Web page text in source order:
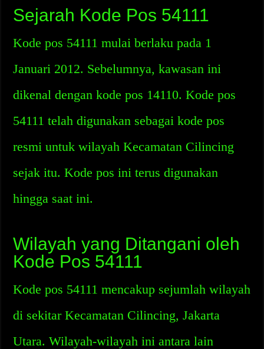
Sejarah Kode Pos 54111
Kode pos 54111 mulai berlaku pada 1
Januari 2012. Sebelumnya, kawasan ini
dikenal dengan kode pos 14110. Kode pos
54111 telah digunakan sebagai kode pos
resmi untuk wilayah Kecamatan Cilincing
sejak itu. Kode pos ini terus digunakan
hingga saat ini.
Wilayah yang Ditangani oleh
Kode Pos 54111
Kode pos 54111 mencakup sejumlah wilayah
di sekitar Kecamatan Cilincing, Jakarta
Utara. Wilayah-wilayah ini antara lain